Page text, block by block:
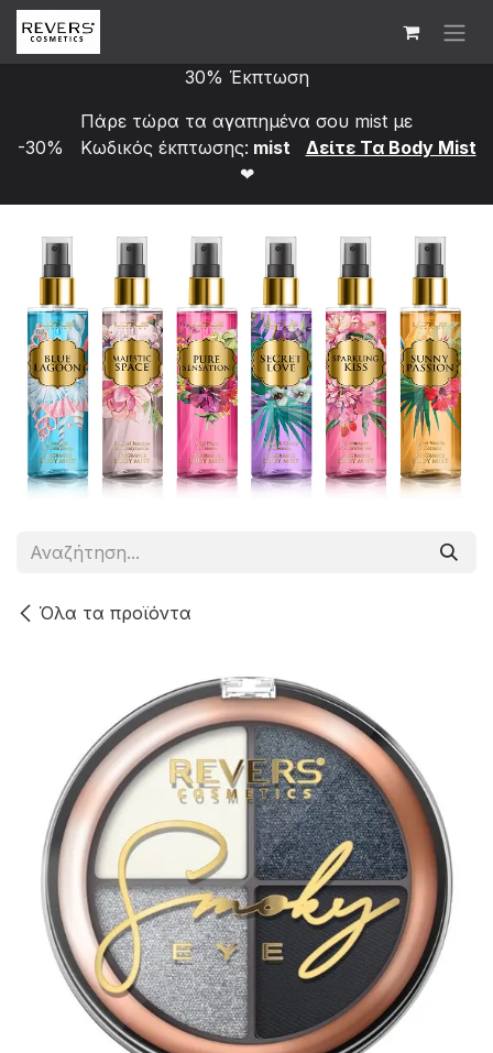
Skip to Content
30% Έκπτωση
Πάρε τώρα τα αγαπημένα σου mist με
-30% Κωδικός έκπτωσης: mist
Δείτε Τα Bod​y Mist
❤
Όλα τα προϊόντα